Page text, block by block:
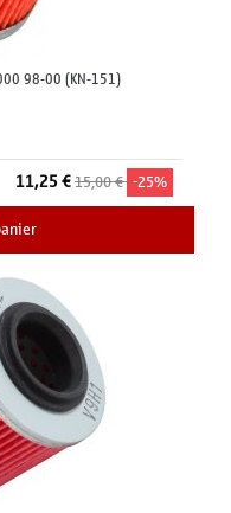
98-00 (KN-151)
11,25 €15,00 € -25%